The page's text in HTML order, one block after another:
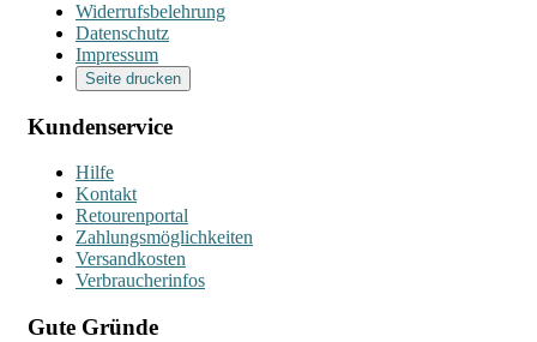
Widerrufsbelehrung
Datenschutz
Impressum
Seite drucken
Kundenservice
Hilfe
Kontakt
Retourenportal
Zahlungsmöglichkeiten
Versandkosten
Verbraucherinfos
Gute Gründe